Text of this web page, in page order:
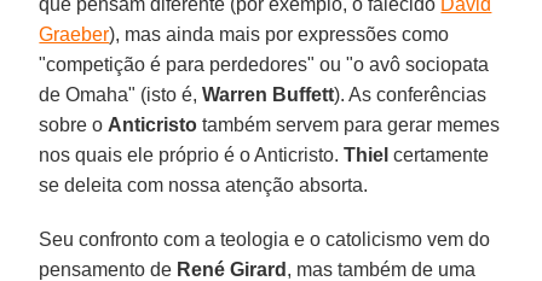
Graeber), mas ainda mais por expressões como
"competição é para perdedores" ou "o avô sociopata
de Omaha" (isto é,Warren Buffett). As conferências
sobre o Anticristo também servem para gerar memes
nos quais ele próprio é o Anticristo.Thiel certamente
se deleita com nossa atenção absorta.
Seu confronto com a teologia e o catolicismo vem do
pensamento de René Girard , mas também de uma